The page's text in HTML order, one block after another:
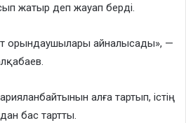
жатыр деп жауап берді.
орындаушылары айналысады», —
алға тартып, істің
бас тартты.